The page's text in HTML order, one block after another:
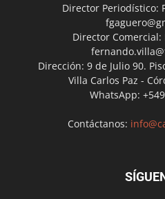
Director Periodístico:
Director Comercial:
Dirección: 9 de Julio 90.
Villa Carlos Paz -
WhatsApp:
Contáctanos: